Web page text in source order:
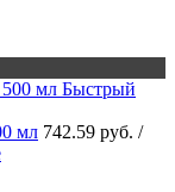
Быстрый
мл 742.59 руб. /